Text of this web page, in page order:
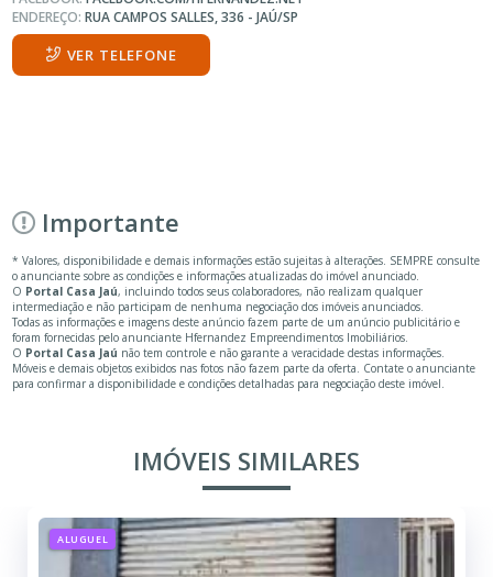
ENDEREÇO:RUA CAMPOS SALLES, 336 - JAÚ/SP
VER TELEFONE
Importante
* Valores, disponibilidade e demais informações estão sujeitas à alterações. SEMPRE consulte
o anunciante sobre as condições e informações atualizadas do imóvel anunciado.
O Portal Casa Jaú, incluindo todos seus colaboradores, não realizam qualquer
intermediação e não participam de nenhuma negociação dos imóveis anunciados.
Todas as informações e imagens deste anúncio fazem parte de um anúncio publicitário e
foram fornecidas pelo anunciante Hfernandez Empreendimentos Imobiliários.
O Portal Casa Jaú não tem controle e não garante a veracidade destas informações.
Móveis e demais objetos exibidos nas fotos não fazem parte da oferta. Contate o anunciante
para confirmar a disponibilidade e condições detalhadas para negociação deste imóvel.
IMÓVEIS SIMILARES
ALUGUEL